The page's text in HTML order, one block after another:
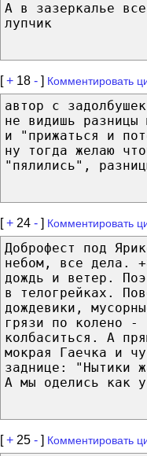
А в зазеркалье
лупчик
[+ 18 - ] Комментировать
автор с
не видишь разницы
и "прижаться и
ну тогда желаю
"пялились",
[+ 24 - ] Комментировать
Доброфест под
небом, все дела.
дождь и ветер.
в телогрейках.
дождевики,
грязи по колено -
колбаситься. А
мокрая Гаечка и
заднице: "Нытики
А мы оделись как
[+ 25 - ] Комментировать